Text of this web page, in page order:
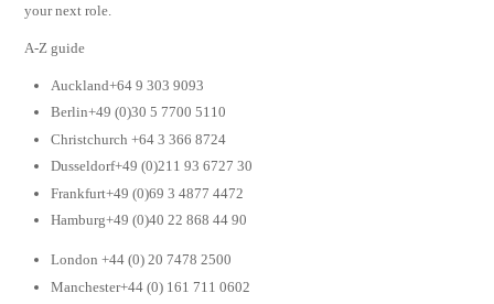
your next role.
A-Z guide
Auckland+64 9 303 9093
Berlin+49 (0)30 5 7700 5110
Christchurch +64 3 366 8724
Dusseldorf+49 (0)211 93 6727 30
Frankfurt+49 (0)69 3 4877 4472
Hamburg+49 (0)40 22 868 44 90
London +44 (0) 20 7478 2500
Manchester+44 (0) 161 711 0602